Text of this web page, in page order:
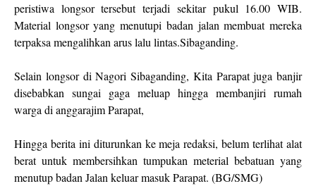
peristiwa longsor tersebut terjadi sekitar pukul 16.00 WIB.
Material longsor yang menutupi badan jalan membuat mereka
terpaksa mengalihkan arus lalu lintas.Sibaganding.
Selain longsor di Nagori Sibaganding, Kita Parapat juga banjir
disebabkan sungai gaga meluap hingga membanjiri rumah
warga di anggarajim Parapat,
Hingga berita ini diturunkan ke meja redaksi, belum terlihat alat
berat untuk membersihkan tumpukan meterial bebatuan yang
menutup badan Jalan keluar masuk Parapat. (BG/SMG)